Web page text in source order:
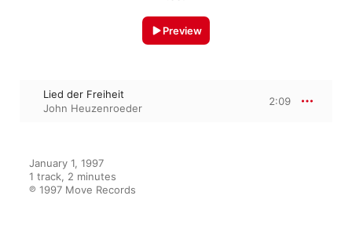
Preview
Lied der Freiheit
John Heuzenroeder
2:09
January 1, 1997
1 track, 2 minutes
℗ 1997 Move Records